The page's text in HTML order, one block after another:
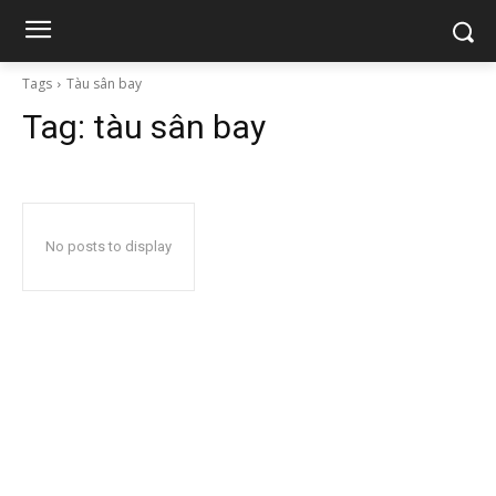
Tags Tàu sân bay
Tag: tàu sân bay
No posts to display